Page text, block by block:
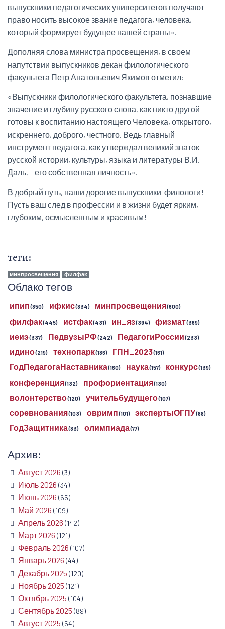
выпускники педагогических университетов получают
право носить высокое звание педагога, человека,
который формирует будущее нашей страны».
Дополняя слова министра просвещения, в своем
напутствии выпускников декан филологического
факультета Петр Анатольевич Якимов отметил:
«Выпускники филологического факультета, познавшие
значение и глубину русского слова, как никто другой
готовы к воспитанию настоящего Человека, открытого,
искреннего, доброго, честного. Ведь главный
инструмент педагога, как утверждал великий знаток
русской истории, культуры, языка и литературы В.И.
Даль, – его собственная личность».
В добрый путь, наши дорогие выпускники-филологи!
Пусть ваш след в профессии и в жизни будет ярким,
глубоким, осмысленным и красивым!
теги:
минпросвещения филфак
Облако тегов
ипип(850) ифкис(834) минпросвещения(600)
филфак(445) истфак(431) ин_яз(394) физмат(369)
иеиэ(337) ПедвузыРФ(242) ПедагогиРоссии(233)
идино(219) технопарк(186) ГПН_2023(161)
ГодПедагогаНаставника(160) наука(157) конкурс(139)
конференция(132) профориентация(130)
волонтерство(120) учительбудущего(107)
соревнования(103) овримп(101) экспертыОГПУ(88)
ГодЗащитника(83) олимпиада(77)
Архив:
Август 2026 (3)
Июль 2026 (34)
Июнь 2026 (65)
Май 2026 (109)
Апрель 2026 (142)
Март 2026 (121)
Февраль 2026 (107)
Январь 2026 (44)
Декабрь 2025 (120)
Ноябрь 2025 (121)
Октябрь 2025 (104)
Сентябрь 2025 (89)
Август 2025 (54)